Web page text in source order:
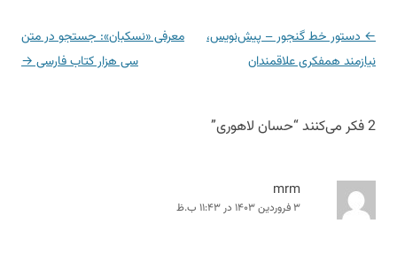
ناوبری
نوشته
←دستور خط گنجور – پیش‌نویس،
نیازمند همفکری علاقمندان
معرفی «نسکبان»: جستجو در متن
سی هزار کتاب فارسی→
2 فکر می‌کنند “ حسان لاهوری”
mrm
۳ فروردین ۱۴۰۳ در ۱۱:۴۳ ب.ظ